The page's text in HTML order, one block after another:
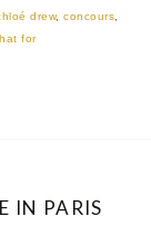
drew,concours,
for
IN PARIS